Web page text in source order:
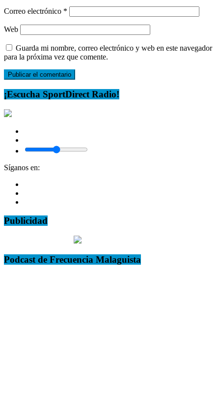
Correo electrónico *
Web
Guarda mi nombre, correo electrónico y web en este navegador
para la próxima vez que comente.
¡Escucha SportDirect Radio!
Síganos en:
Publicidad
Podcast de Frecuencia Malaguista